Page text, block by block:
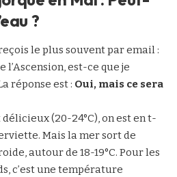
?
le plus souvent par email :
l’Ascension, est-ce que je
réponse est : Oui, mais ce sera
(20-24°C), on est en t-
Mais la mer sort de
autour de 18-19°C. Pour les
c’est une température